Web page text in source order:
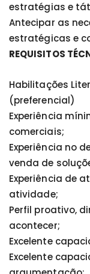
estratégias e
Antecipar as
estratégicas e
REQUISITOS
Habilitações
(preferencial)
Experiência
comerciais;
Experiência no
venda de
Experiência de
atividade;
Perfil proativo,
acontecer;
Excelente
Excelente